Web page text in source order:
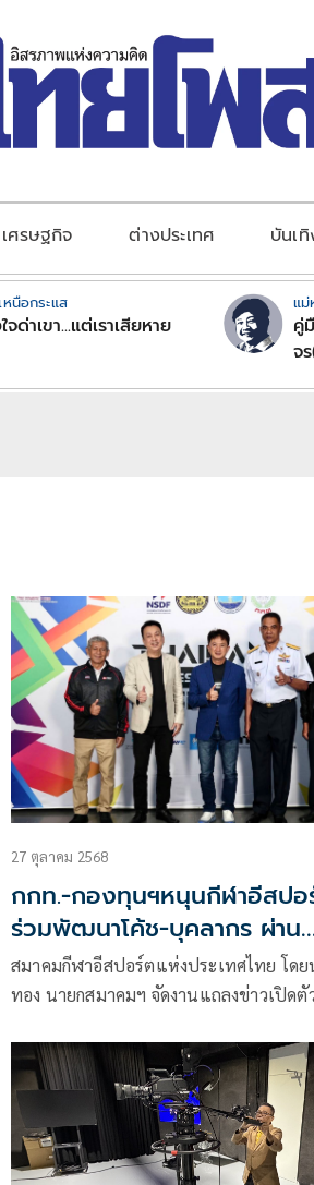
เศรษฐกิจ ต่างประเทศ บันเ
นือกระแส
จด่าเขา...แต่เราเสียหาย
แม่
คู่
จ
27 ตุลาคม 2568
กกท.-กองทุนฯหนุนกีฬาอีสปอ
ร่วมพัฒนาโค้ช-บุคลากร ผ่าน
โครงการ'Domestic Power'
สมาคมกีฬาอีสปอร์ตแห่งประเทศไทย โด
ทอง นายกสมาคมฯ จัดงานแถลงข่าวเปิดตั
กีฬาเพื่อสร้างศักยภาพของประเทศ
Power” การพัฒนาเยาวชน Youth
ประจำปี 2568” ชนิดกีฬาอีสปอร์ต ขึ้นที่
Esports Staium เมื่อเร็วๆนี้